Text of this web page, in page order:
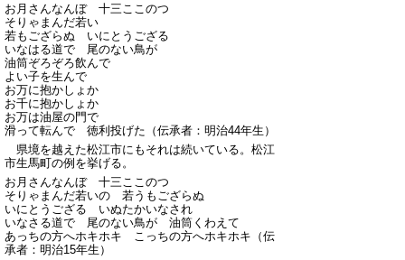
お月さんなんぼ 十三ここのつ
そりゃまんだ若い
若もござらぬ いにとうござる
いなはる道で 尾のない鳥が
油筒ぞろぞろ飲んで
よい子を生んで
お万に抱かしょか
お千に抱かしょか
お万は油屋の門で
滑って転んで 徳利投げた（伝承者：明治44年生）
県境を越えた松江市にもそれは続いている。松江
市生馬町の例を挙げる。
お月さんなんぼ 十三ここのつ
そりゃまんだ若いの 若うもござらぬ
いにとうござる いぬたかいなされ
いなさる道で 尾のない鳥が 油筒くわえて
あっちの方へホキホキ こっちの方へホキホキ（伝
承者：明治15年生）